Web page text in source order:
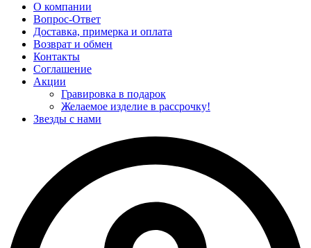
О компании
Вопрос-Ответ
Доставка, примерка и оплата
Возврат и обмен
Контакты
Соглашение
Акции
Гравировка в подарок
Желаемое изделие в рассрочку!
Звезды с нами